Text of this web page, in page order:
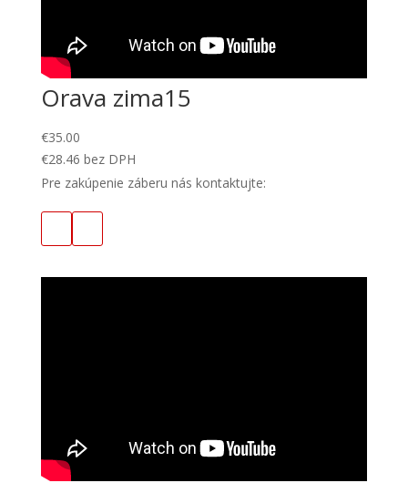
Orava zima15
€35.00
€28.46 bez DPH
Pre zakúpenie záberu nás kontaktujte: